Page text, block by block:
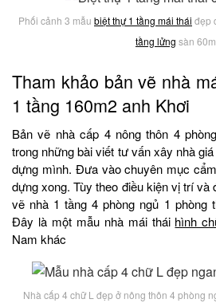
Phối cảnh 3 mẫu biệt thự 1 tầng mái thái đẹp
tầng lửng sàn
Tham khảo bản vẽ nhà
1 tầng 160m2 anh Khơi
Bản vẽ nhà cấp 4 nông thôn 4
trong những bài viết tư vấn xây nhà
dựng mình. Đưa vào chuyên mục
dựng xong. Tùy theo điều kiện vị trí
vẽ nhà 1 tầng 4 phòng ngủ 1 phòng
Đây là một mẫu nhà mái thái hình
Nam khác
Nhà cấp 4 chữ L đẹp ở nông thôn 4 phòng